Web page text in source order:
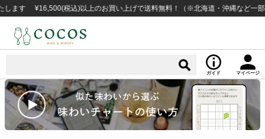
¥16,500(税込)以上のお買い上げで送料無料！（※北海道・沖縄など一部例外地
ガイド マイページ